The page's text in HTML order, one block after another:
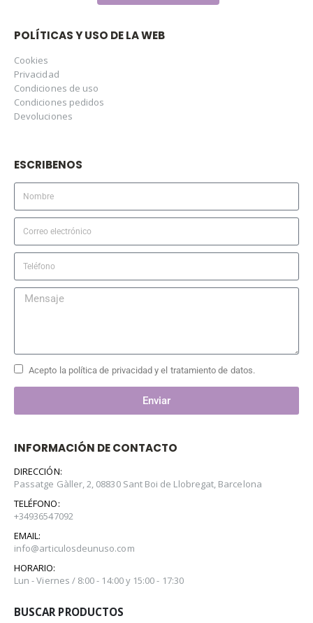
POLÍTICAS Y USO DE LA WEB
Cookies
Privacidad
Condiciones de uso
Condiciones pedidos
Devoluciones
ESCRIBENOS
Acepto la política de privacidad y el tratamiento de datos.
Enviar
INFORMACIÓN DE CONTACTO
DIRECCIÓN:
Passatge Gàller, 2, 08830 Sant Boi de Llobregat, Barcelona
TELÉFONO:
+34936547092
EMAIL:
info@articulosdeunuso.com
HORARIO:
Lun - Viernes / 8:00 - 14:00 y 15:00 - 17:30
BUSCAR PRODUCTOS